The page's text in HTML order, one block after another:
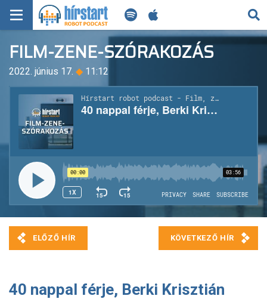
KERESÉS
KEZDŐLAP
FRISS HÍREK
TECH HÍREK
FILM-ZENE-SZÓRAKOZÁS
PLAYLIST
MI AZ A ROBOT PODCAST?
FILM-ZENE-SZÓRAKOZÁS
2022. június 17. ◆ 11:12
40 nappal férje, Berki Krisztián